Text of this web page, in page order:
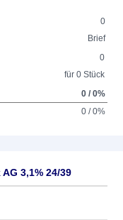
0
Brief
0
für 0 Stück
0 / 0%
0 / 0%
3,1% 24/39